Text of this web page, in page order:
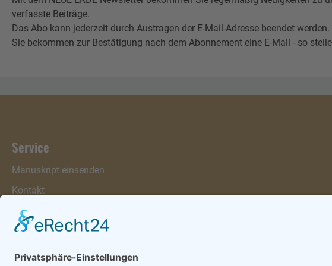
verfasste Beiträge.
Das Abo kann jederzeit durch Austragen der E-Mail-Adresse beendet
Sie bekommen zur Bestätigung nach dem Abonnement eine E-Mail - so
Service
Manuskript einsenden
Kontakt
Warenkorb
Konto